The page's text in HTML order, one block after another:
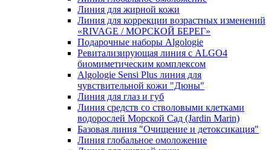
Линия для жирной кожи
Линия для коррекции возрастных изменений
«RIVAGE / МОРСКОЙ БЕРЕГ»
Подарочные наборы Algologie
Ревитализирующая линия с ALGO4
биомиметическим комплексом
Algologie Sensi Plus линия для
чувcтвительной кожи "Дюны"
Линия для глаз и губ
Линия средств со стволовыми клетками
водорослей Морской Сад (Jardin Marin)
Базовая линия "Очищение и детоксикация"
Линия глобальное омоложение